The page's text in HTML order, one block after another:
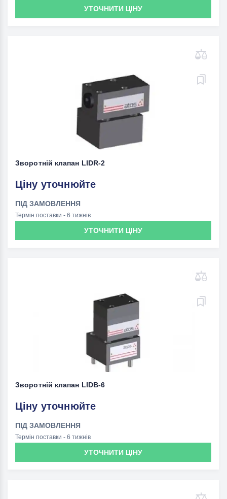
УТОЧНИТИ ЦІНУ
Зворотній клапан LIDR-2
Ціну уточнюйте
ПІД ЗАМОВЛЕННЯ
Термін поставки - 6 тижнів
УТОЧНИТИ ЦІНУ
Зворотній клапан LIDВ-6
Ціну уточнюйте
ПІД ЗАМОВЛЕННЯ
Термін поставки - 6 тижнів
УТОЧНИТИ ЦІНУ